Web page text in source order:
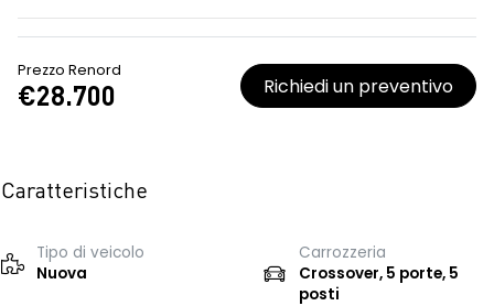
Prezzo Renord
€28.700 Richiedi un preventivo
Caratteristiche
Tipo di veicolo
Nuova
Carrozzeria
Crossover, 5 porte, 5
posti